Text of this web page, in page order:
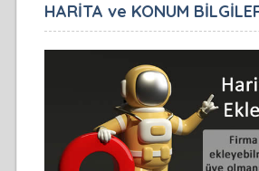
HARİTA ve KONUM